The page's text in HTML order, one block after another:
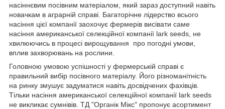
насіннєвим посівним матеріалом, який зараз доступний навіть
новачкам в аграрній справі. Багаторічне лідерство всього
насіння цієї компанії заохочує фермерів висівати саме
насіння американської селекційної компанії lark seeds, не
хвилюючись в процесі вирощування про погодні умови,
вплив захворювань на рослини.
Головною умовою успішності у фермерській справі є
правильний вибір посівного матеріалу. Його різноманітність
на ринку змушує задуматися навіть досвідчених фахівців.
Тільки насіння американської селекційної компанії lark seeds
не викликає сумнівів. ТД "Органік Мікс" пропонує асортимент